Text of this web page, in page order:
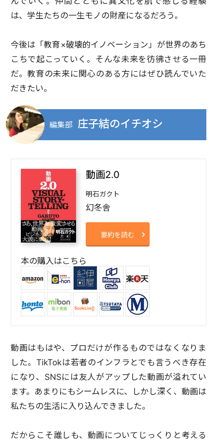
は、学生たちの一生モノの財産になるだろう。
今後は「教育×破壊的イノベーション」が世界のあち
こちで起こっていく。そんな未来を彷彿させる一冊
だ。教育の未来に関心のある方にはぜひ読んでいた
だきたい。
編集部 庄子結のイチオシ
動画2.0
明石ガクト
幻冬舎
要約を読む
本の購入はこちら
動画はもはや、プロだけが作るものではなくなりま
した。TikTokは若者のインフラとでも言うべき存在
になり、SNSには友人がアップした動画が溢れてい
ます。あまりにもシームレスに、しかし深く、動画は
私たちの生活に入り込んできました。
だからこそ誰しも、動画についてじっくりと考える